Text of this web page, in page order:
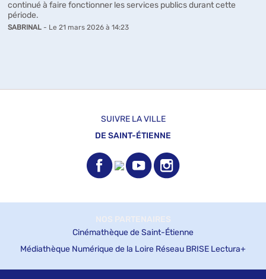
continué à faire fonctionner les services publics durant cette
période.
SABRINAL - Le 21 mars 2026 à 14:23
SUIVRE LA VILLE
DE SAINT-ÉTIENNE
NOS PARTENAIRES
Cinémathèque de Saint-Étienne
Médiathèque Numérique de la Loire Réseau BRISE Lectura+